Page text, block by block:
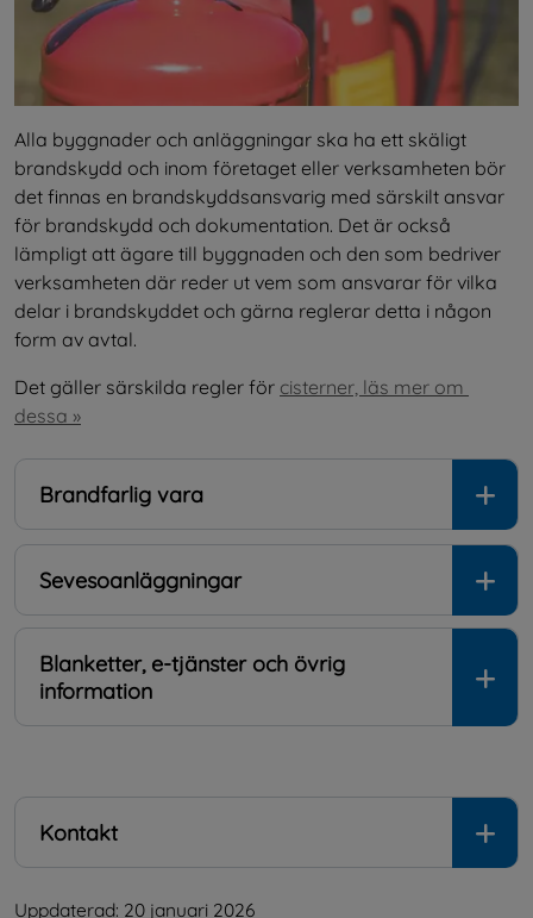
Alla byggnader och anläggningar ska ha ett skäligt
brandskydd och inom företaget eller verksamheten bör
det finnas en brandskyddsansvarig med särskilt ansvar
för brandskydd och dokumentation. Det är också
lämpligt att ägare till byggnaden och den som bedriver
verksamheten där reder ut vem som ansvarar för vilka
delar i brandskyddet och gärna reglerar detta i någon
form av avtal.
Det gäller särskilda regler för cisterner, läs mer om
dessa »
Brandfarlig vara
Sevesoanläggningar
Blanketter, e-tjänster och övrig
information
Kontakt
Uppdaterad: 20 januari 2026